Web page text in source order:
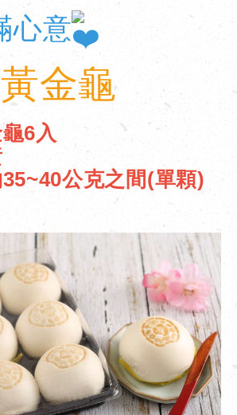
心意
黃金龜
6入
公克之間(單顆)